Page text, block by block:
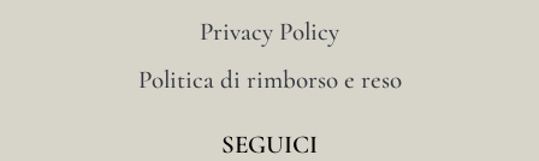
Privacy Policy
Politica di rimborso e reso
SEGUICI